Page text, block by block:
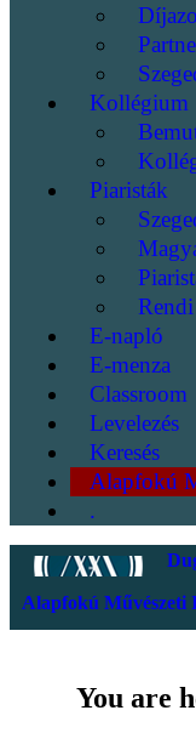
Kollégium
Piaristák
E-napló
E-menza
Classroom
Levelezés
Keresés
Alapfokú
.
Alapfokú Művészeti
You are